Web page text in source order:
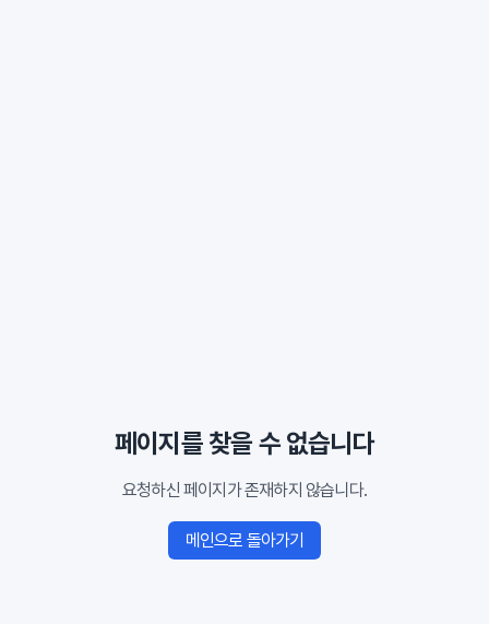
페이지를 찾을 수 없습니다
요청하신 페이지가 존재하지 않습니다.
메인으로 돌아가기